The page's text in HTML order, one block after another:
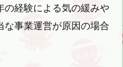
の経験による気の緩みや
な事業運営が原因の場合